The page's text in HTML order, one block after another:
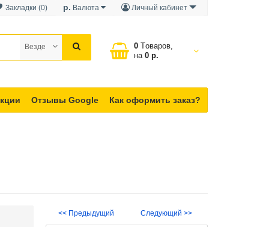
Личный кабинет
р. Валюта
Закладки (0)
0 Tоваров,
на
0 р.
Везде
Отзывы Google Как оформить заказ?
<< Предыдущий Следующий >>